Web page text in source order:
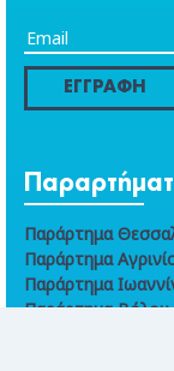
ΕΓΓΡΑΦΗ
Παράρτημα
Παράρτημα
Παράρτημα
Παράρτημα Βόλου